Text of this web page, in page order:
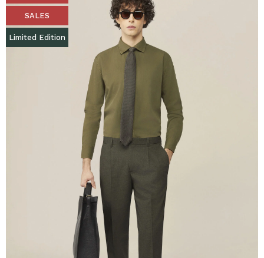
SALES
Limited Edition